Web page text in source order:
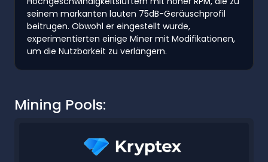
seinem markanten lauten 75dB-Geräuschprofil
beitrugen. Obwohl er eingestellt wurde,
experimentierten einige Miner mit Modifikationen,
um die Nutzbarkeit zu verlängern.
Mining Pools: